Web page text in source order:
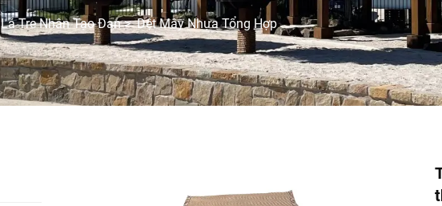
Lá Tre Nhân Tạo Đan>Dệt Mây Nhựa Tổng Hợp